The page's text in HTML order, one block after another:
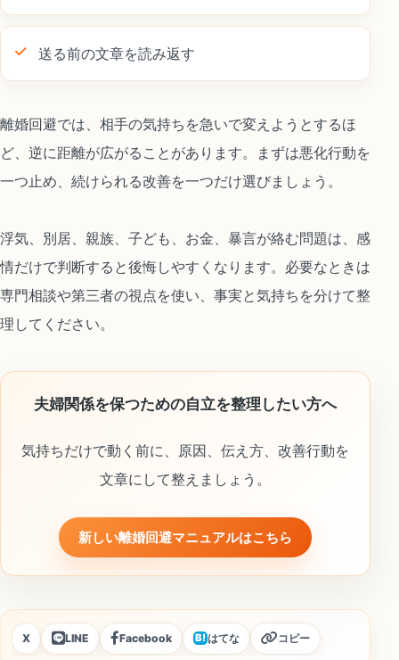
送る前の文章を読み返す
離婚回避では、相手の気持ちを急いで変えようとするほ
ど、逆に距離が広がることがあります。まずは悪化行動を
一つ止め、続けられる改善を一つだけ選びましょう。
浮気、別居、親族、子ども、お金、暴言が絡む問題は、感
情だけで判断すると後悔しやすくなります。必要なときは
専門相談や第三者の視点を使い、事実と気持ちを分けて整
理してください。
夫婦関係を保つための自立を整理したい方へ
気持ちだけで動く前に、原因、伝え方、改善行動を
文章にして整えましょう。
新しい離婚回避マニュアルはこちら
X LINE Facebook B!はてな コピー